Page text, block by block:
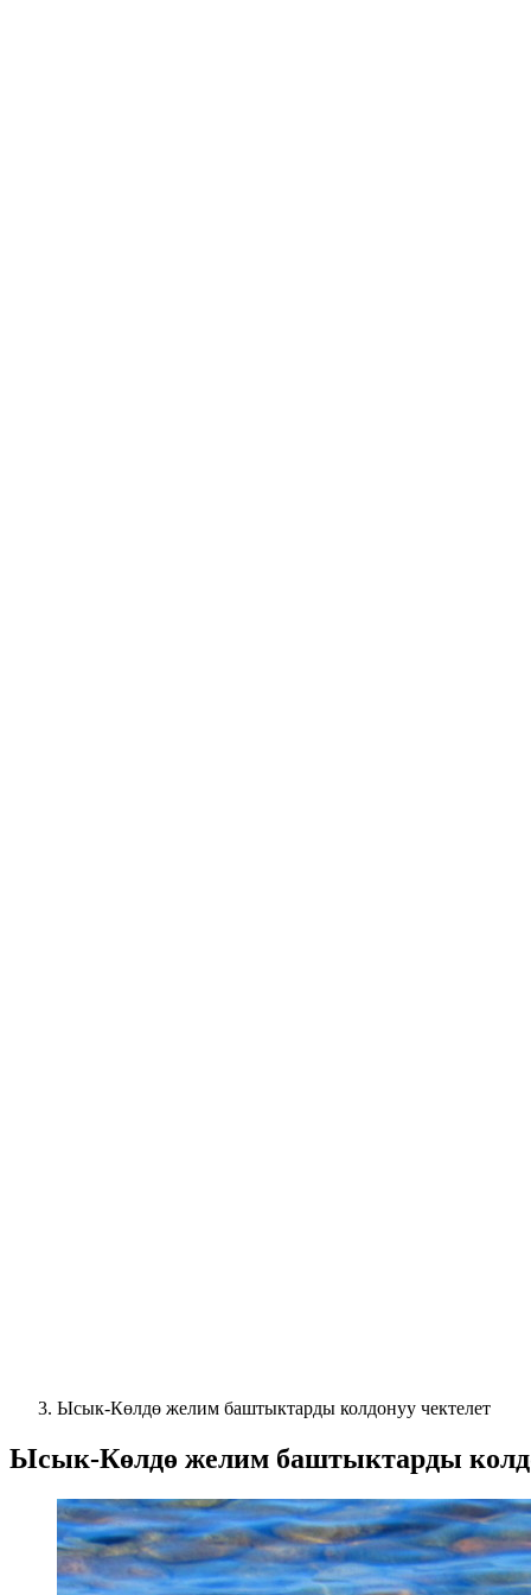
Ысык-Көлдө желим баштыктарды колдонуу чектелет
Ысык-Көлдө желим баштыктарды